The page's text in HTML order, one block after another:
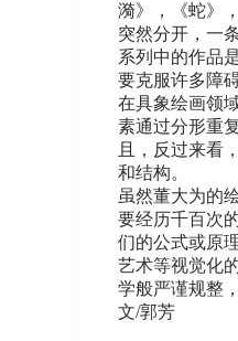
漪》，《蛇》
突然分开，一
系列中的作品
要克服许多障
在具象绘画领
素通过分形重
且，反过来看
和结构。
虽然董大为的
要经历千百次
们的公式或原
艺术等视觉化
学般严谨规整
文/郭芳